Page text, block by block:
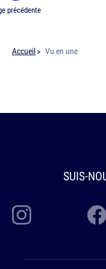
précédente
Accueil Vu en une
SUIS-